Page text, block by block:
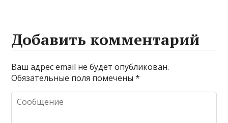
Добавить комментарий
Ваш адрес email не будет опубликован.
Обязательные поля помечены*